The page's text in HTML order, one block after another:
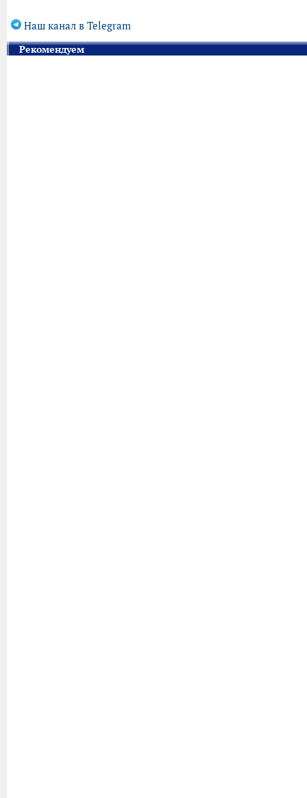
Наш канал в Telegram
Рекомендуем